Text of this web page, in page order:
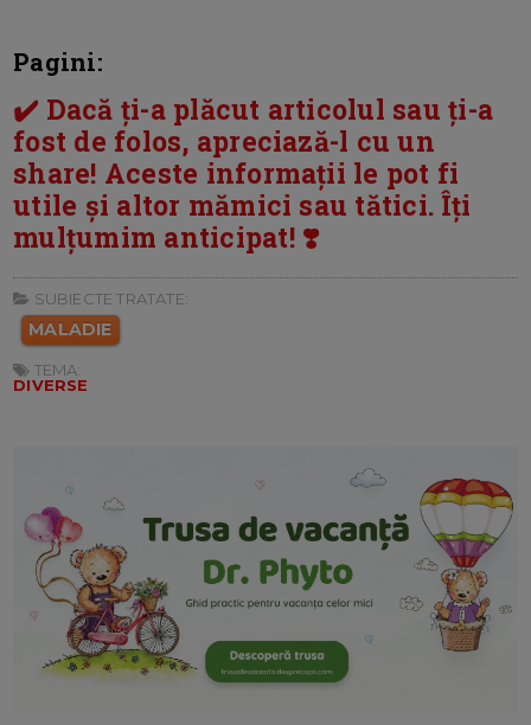
Pagini:
✔️ Dacă ți-a plăcut articolul sau ți-a
fost de folos, apreciază-l cu un
share! Aceste informații le pot fi
utile și altor mămici sau tătici. Îți
mulțumim anticipat! ❣️
SUBIECTE TRATATE:
MALADIE
TEMA:
DIVERSE